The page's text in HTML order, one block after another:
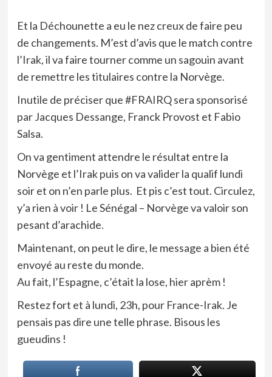
Et la Déchounette a eu le nez creux de faire peu
de changements. M’est d’avis que le match contre
l’Irak, il va faire tourner comme un sagouin avant
de remettre les titulaires contre la Norvège.
Inutile de préciser que #FRAIRQ sera sponsorisé
par Jacques Dessange, Franck Provost et Fabio
Salsa.
On va gentiment attendre le résultat entre la
Norvège et l’Irak puis on va valider la qualif lundi
soir et on n’en parle plus. Et pis c’est tout. Circulez,
y’a rien à voir ! Le Sénégal – Norvège va valoir son
pesant d’arachide.
Maintenant, on peut le dire, le message a bien été
envoyé au reste du monde.
Au fait, l’Espagne, c’était la lose, hier aprèm !
Restez fort et à lundi, 23h, pour France-Irak. Je
pensais pas dire une telle phrase. Bisous les
gueudins !